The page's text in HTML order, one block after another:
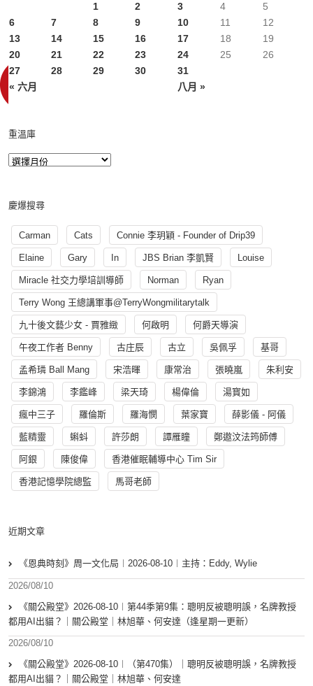
« 六月 八月 »
1 2 3 4
5
6
7 8 9 10 11
12
13
14 15 16 17 18
19
20
21 22 23 24 25
26
27
28 29 30 31
重溫庫
慶爆搜尋
Carman Cats Connie 李玥穎 - Founder of Drip39
Elaine Gary In JBS Brian 李凱賢 Louise
Miracle 社交力學培訓導師 Norman Ryan
Terry Wong 王總講軍事@TerryWongmilitarytalk
九十後文藝少女 - 賈雅緻 何啟明 何爵天導演
午夜工作者 Benny 古庄辰 古立 吳佩孚 基哥
孟希璘 Ball Mang 宋浩暉 康常治 張曉嵐 朱利安
李錦鴻 李鑑峰 梁天琦 楊偉倫 湯寳如
瘋中三子 羅倫斯 羅海憫 葉家寶 薛影儀 - 阿儀
藍精靈 蝌蚪 許莎朗 譚雁瞳 鄭遨汶法筠師傅
阿銀 陳俊偉 香港催眠輔導中心 Tim Sir
香港記憶學院總監 馬哥老師
近期文章
《恩典時刻》周一文化局︱2026-08-10︱主持：Eddy, Wylie
2026/08/10
《關公殿堂》2026-08-10︱第44季第9集：聰明反被聰明誤，名牌教授
都用AI出貓？｜關公殿堂｜林旭華、何安達（逢星期一更新）
2026/08/10
《關公殿堂》2026-08-10︱（第470集）｜聰明反被聰明誤，名牌教授
都用AI出貓？｜關公殿堂｜林旭華、何安達